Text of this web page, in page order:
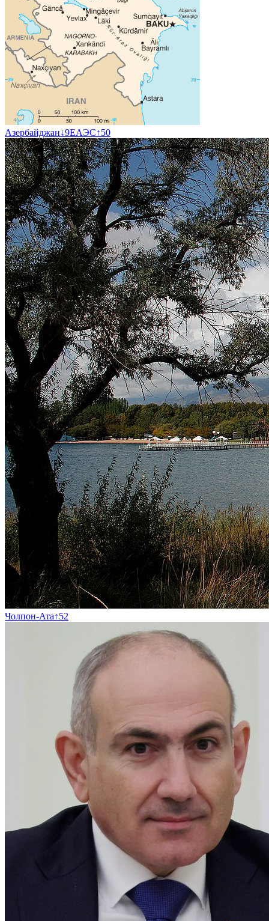
Азербайджан↓9ЕАЭС↑50
Чолпон-Ата↑52